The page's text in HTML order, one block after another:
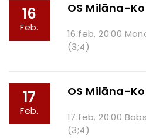
16
Feb.
OS Milāna-
16.feb. 20:00
(3;4)
17
Feb.
OS Milāna-
17.feb. 20:00
(3;4)